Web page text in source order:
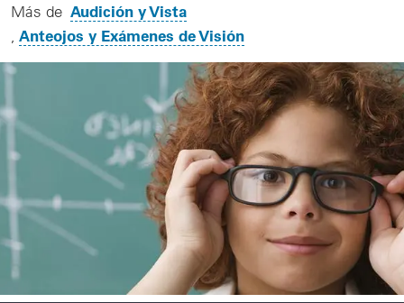
Más de Audición y Vista
Anteojos y Exámenes de Visión